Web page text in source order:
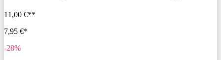
11,00 €**
7,95 €*
-28%